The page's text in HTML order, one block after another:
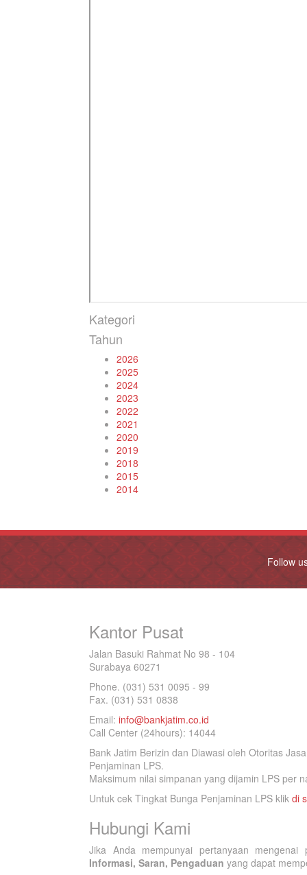
Kategori
Tahun
2026
2025
2024
2023
2022
2021
2020
2019
2018
2015
2014
Follow
Kantor Pusat
Jalan Basuki Rahmat No 98 - 104
Surabaya 60271
Phone. (031) 531 0095 - 99
Fax. (031) 531 0838
Email: info@bankjatim.co.id
Call Center (24hours): 14044
Bank Jatim Berizin dan Diawasi oleh Otoritas
Penjaminan LPS.
Maksimum nilai simpanan yang dijamin LPS per
Untuk cek Tingkat Bunga Penjaminan LPS klik di
Hubungi Kami
Jika Anda mempunyai pertanyaan
Informasi, Saran, Pengaduan yang dapat